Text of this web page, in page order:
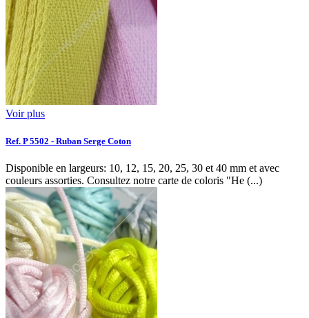
Voir plus
Ref. P 5502 - Ruban Serge Coton
Disponible en largeurs: 10, 12, 15, 20, 25, 30 et 40 mm et avec
couleurs assorties. Consultez notre carte de coloris "He (...)